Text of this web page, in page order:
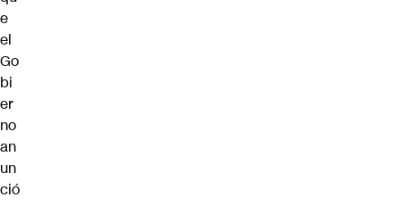
e
el
Go
bi
er
no
an
un
ció